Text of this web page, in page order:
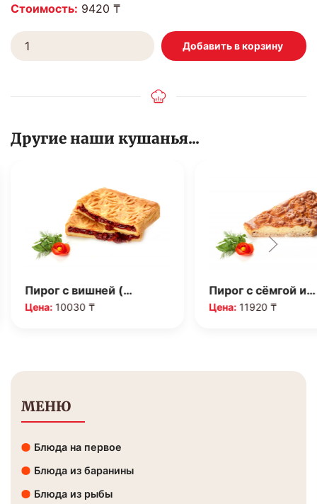
Стоимость: 9420 ₸
Другие наши кушанья...
Пирог с вишней (…
Цена: 10030 ₸
Пирог с сёмгой и…
Цена:11920 ₸
МЕНЮ
Блюда на первое
Блюда из баранины
Блюда из рыбы